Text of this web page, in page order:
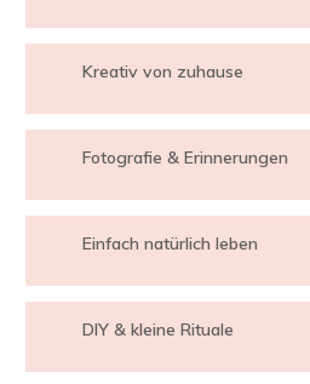
Kreativ von zuhause
Fotografie & Erinnerungen
Einfach natürlich leben
DIY & kleine Rituale